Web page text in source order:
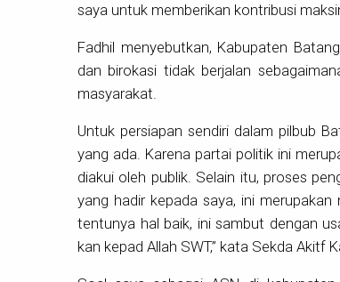
saya untuk memberikan kontribusi
Fadhil menyebutkan, Kabupaten
dan birokasi tidak berjalan
masyarakat.
Untuk persiapan sendiri dalam pilbub
yang ada. Karena partai politik ini
diakui oleh publik. Selain itu, proses
yang hadir kepada saya, ini
tentunya hal baik, ini sambut dengan
kan kepad Allah SWT,” kata Sekda Akitf